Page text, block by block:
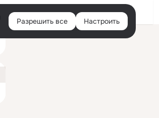
Войти
Разрешить все Настроить